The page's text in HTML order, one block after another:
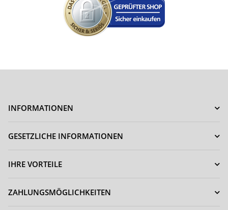
INFORMATIONEN
GESETZLICHE INFORMATIONEN
IHRE VORTEILE
ZAHLUNGSMÖGLICHKEITEN